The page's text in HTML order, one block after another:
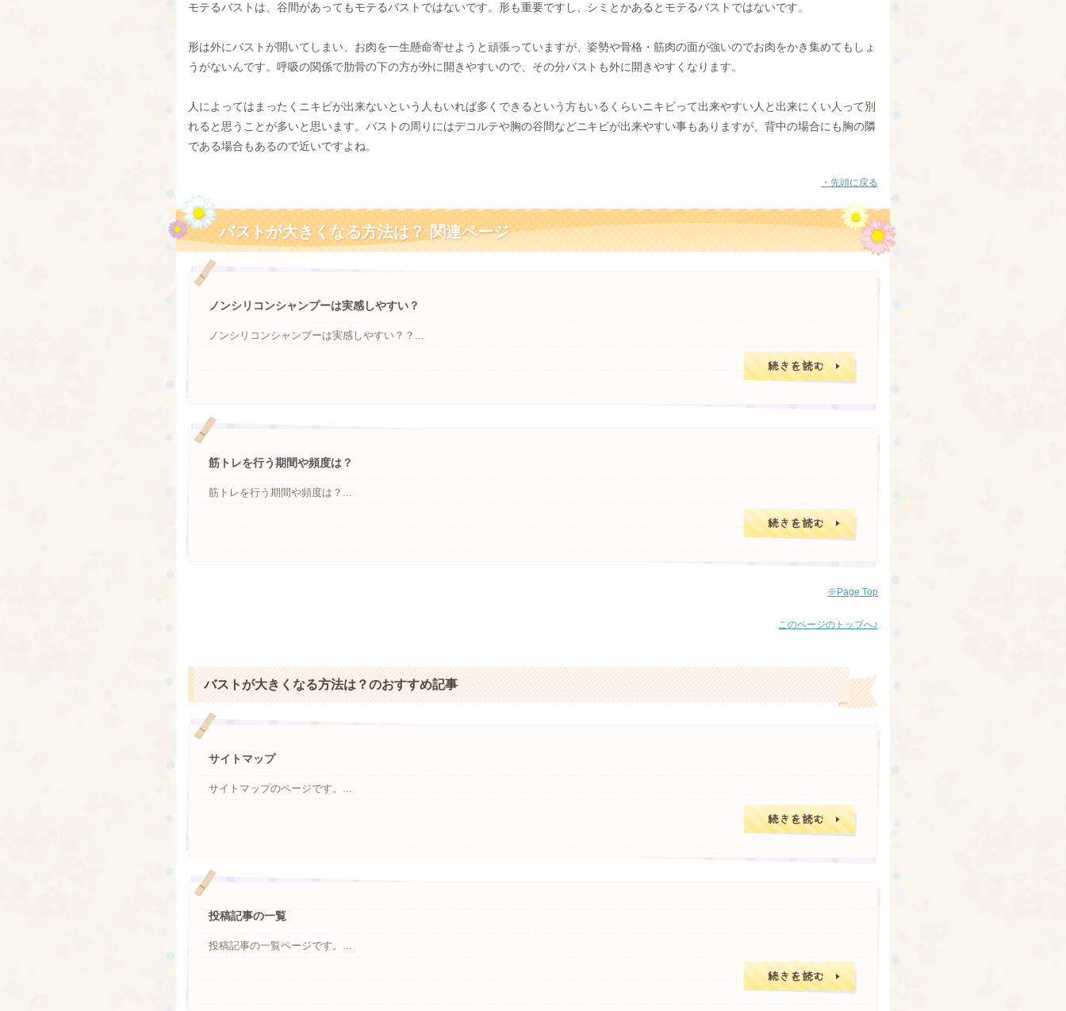
モテるバストは、谷間があってもモテるバストではないです。形も重要ですし、シミとかあるとモテるバストではないです。
形は外にバストが開いてしまい、お肉を一生懸命寄せようと頑張っていますが、姿勢や骨格・筋肉の面が強いのでお肉をかき集めてもしょ
うがないんです。呼吸の関係で肋骨の下の方が外に開きやすいので、その分バストも外に開きやすくなります。
人によってはまったくニキビが出来ないという人もいれば多くできるという方もいるくらいニキビって出来やすい人と出来にくい人って別
れると思うことが多いと思います。バストの周りにはデコルテや胸の谷間などニキビが出来やすい事もありますが、背中の場合にも胸の隣
である場合もあるので近いですよね。
・先頭に戻る
バストが大きくなる方法は？ 関連ページ
ノンシリコンシャンプーは実感しやすい？
ノンシリコンシャンプーは実感しやすい？？...
筋トレを行う期間や頻度は？
筋トレを行う期間や頻度は？...
※Page Top
このページのトップへ♪
バストが大きくなる方法は？のおすすめ記事
サイトマップ
サイトマップのページです。...
投稿記事の一覧
投稿記事の一覧ページです。...